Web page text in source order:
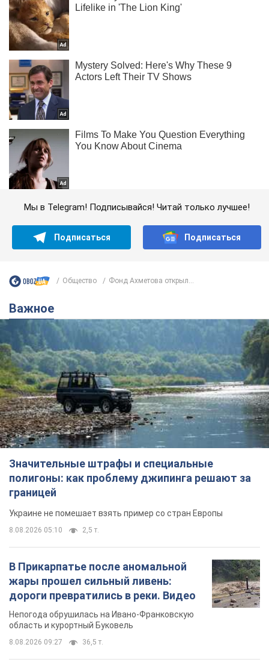
Мы в Telegram! Подписывайся! Читай только лучшее!
Подписаться Подписаться
Общество Фонд Ахметова открыл...
Важное
Значительные штрафы и специальные
полигоны: как проблему джипинга решают за
границей
Украине не помешает взять пример со стран Европы
8.08.2026 05:10 2,5 т.
В Прикарпатье после аномальной
жары прошел сильный ливень:
дороги превратились в реки. Видео
Непогода обрушилась на Ивано-Франковскую
область и курортный Буковель
8.08.2026 09:27 36,5 т.